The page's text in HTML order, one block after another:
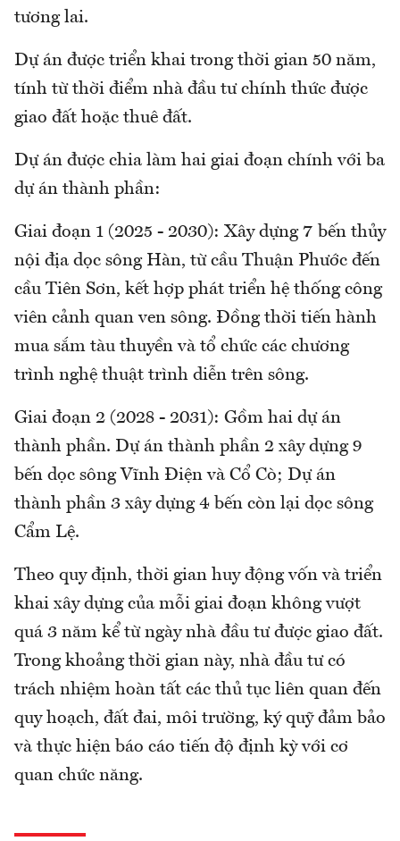
tương lai.
Dự án được triển khai trong thời gian 50 năm,
tính từ thời điểm nhà đầu tư chính thức được
giao đất hoặc thuê đất.
Dự án được chia làm hai giai đoạn chính với ba
dự án thành phần:
Giai đoạn 1 (2025 - 2030): Xây dựng 7 bến thủy
nội địa dọc sông Hàn, từ cầu Thuận Phước đến
cầu Tiên Sơn, kết hợp phát triển hệ thống công
viên cảnh quan ven sông. Đồng thời tiến hành
mua sắm tàu thuyền và tổ chức các chương
trình nghệ thuật trình diễn trên sông.
Giai đoạn 2 (2028 - 2031): Gồm hai dự án
thành phần. Dự án thành phần 2 xây dựng 9
bến dọc sông Vĩnh Điện và Cổ Cò; Dự án
thành phần 3 xây dựng 4 bến còn lại dọc sông
Cẩm Lệ.
Theo quy định, thời gian huy động vốn và triển
khai xây dựng của mỗi giai đoạn không vượt
quá 3 năm kể từ ngày nhà đầu tư được giao đất.
Trong khoảng thời gian này, nhà đầu tư có
trách nhiệm hoàn tất các thủ tục liên quan đến
quy hoạch, đất đai, môi trường, ký quỹ đảm bảo
và thực hiện báo cáo tiến độ định kỳ với cơ
quan chức năng.